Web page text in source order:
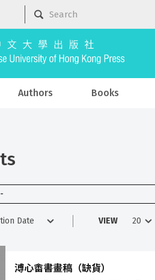
Authors Books
VIEW
溥心畬書畫稿（缺貨）